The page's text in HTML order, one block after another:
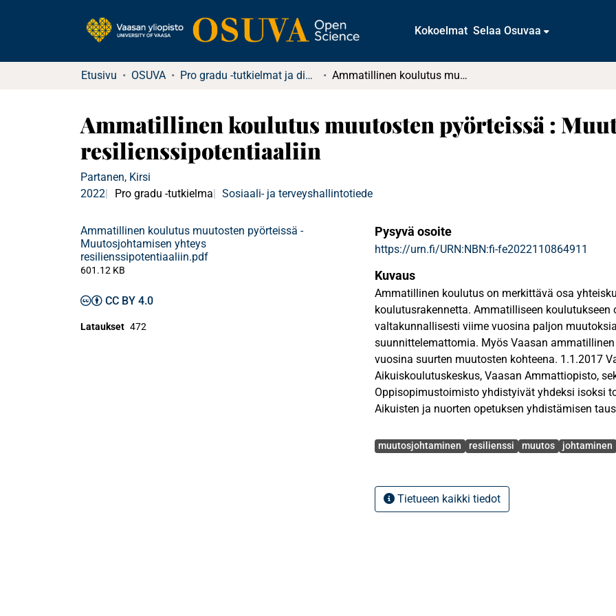
Kokoelmat Selaa Osuvaa
Etusivu OSUVA Pro gradu -tutkielmat ja diplomityöt Ammatillinen koulutus muutosten pyörteissä : Muutosjohtamisen yhteys resilienssipotentiaaliin
Ammatillinen koulutus muutosten pyörteissä :
resilienssipotentiaaliin
Partanen, Kirsi
2022
Pro gradu -tutkielma Sosiaali- ja terveyshallintotiede
Ammatillinen koulutus muutosten pyörteissä -
Muutosjohtamisen yhteys
resilienssipotentiaaliin.pdf
601.12 KB
CC BY 4.0
Lataukset 472
Pysyvä osoite
https://urn.fi/URN:NBN:fi-fe2022110864911
Kuvaus
Ammatillinen koulutus on merkittävä osa
koulutusrakennetta. Ammatilliseen koulutukseen
valtakunnallisesti viime vuosina paljon
suunnittelemattomia. Myös Vaasan
vuosina suurten muutosten kohteena. 1.1.2017
Aikuiskoulutuskeskus, Vaasan Ammattiopisto,
Oppisopimustoimisto yhdistyivät yhdeksi isoksi
Aikuisten ja nuorten opetuksen yhdistämisen
Suunniteltujen muutosten lisäksi
organisaatioilta merkittävää muutosjoustavuutta.
muutoksesta toipumiseen, palautumiseen sekä
Avainsanat
muutosjohtaminen resilienssi muutos johtaminen
Tietueen kaikki tiedot